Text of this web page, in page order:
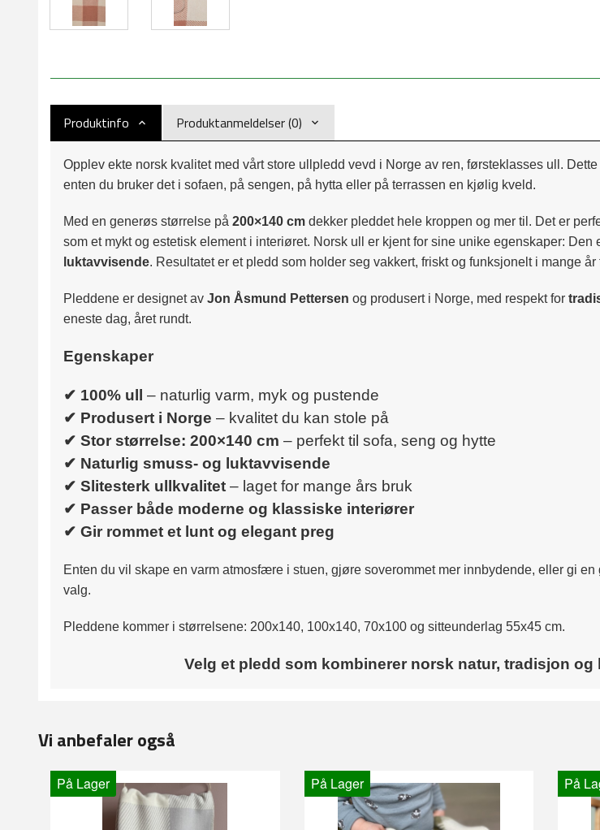
Produktinfo Produktanmeldelser (0)
Opplev ekte norsk kvalitet med vårt store ullpledd vevd i Norge av ren, førsteklasses ull.
enten du bruker det i sofaen, på sengen, på hytta eller på terrassen en kjølig kveld.
Med en generøs størrelse på 200×140 cm dekker pleddet hele kroppen og mer til. Det er
som et mykt og estetisk element i interiøret. Norsk ull er kjent for sine unike egenskaper: Den
luktavvisende. Resultatet er et pledd som holder seg vakkert, friskt og funksjonelt i mange år
Pleddene er designet av Jon Åsmund Pettersen og produsert i Norge, med respekt for
eneste dag, året rundt.
Egenskaper
✔ 100% ull – naturlig varm, myk og pustende
✔ Produsert i Norge – kvalitet du kan stole på
✔ Stor størrelse: 200×140 cm – perfekt til sofa, seng og hytte
✔ Naturlig smuss- og luktavvisende
✔ Slitesterk ullkvalitet – laget for mange års bruk
✔ Passer både moderne og klassiske interiører
✔ Gir rommet et lunt og elegant preg
Enten du vil skape en varm atmosfære i stuen, gjøre soverommet mer innbydende, eller gi
valg.
Pleddene kommer i størrelsene: 200x140, 100x140, 70x100 og sitteunderlag 55x45 cm.
Velg et pledd som kombinerer norsk natur, tradisjon
Vi anbefaler også
På Lager På Lager På